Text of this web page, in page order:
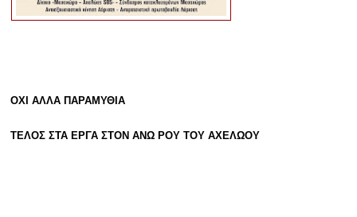
ΟΧΙ ΑΛΛΑ ΠΑΡΑΜΥΘΙΑ
ΤΕΛΟΣ ΣΤΑ ΕΡΓΑ ΣΤΟΝ ΑΝΩ ΡΟΥ ΤΟΥ ΑΧΕΛΩΟΥ